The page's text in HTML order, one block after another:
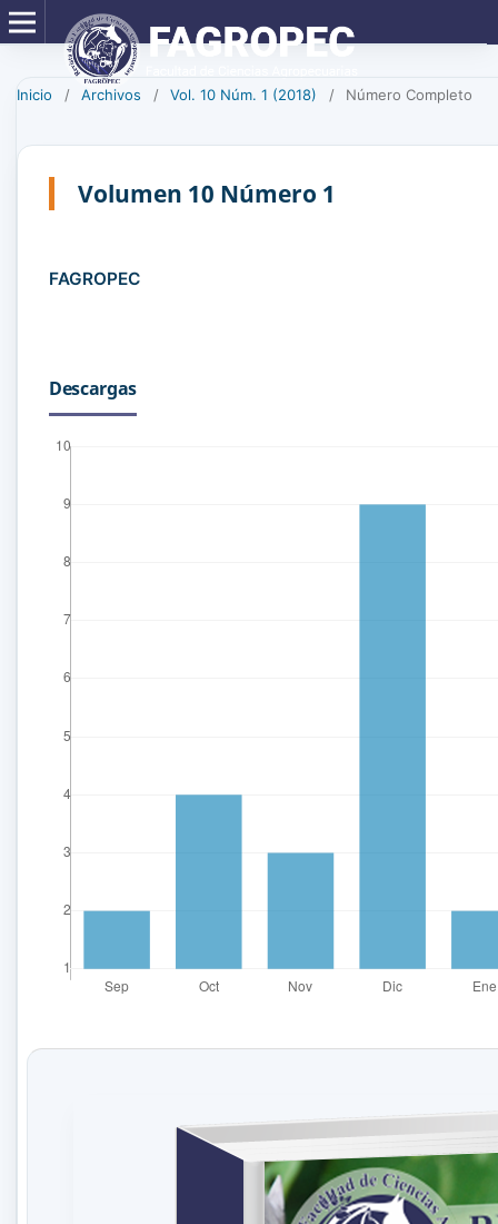
Inicio / Archivos / Vol. 10 Núm. 1 (2018) / Número Completo
Volumen 10 Número 1
FAGROPEC
Descargas